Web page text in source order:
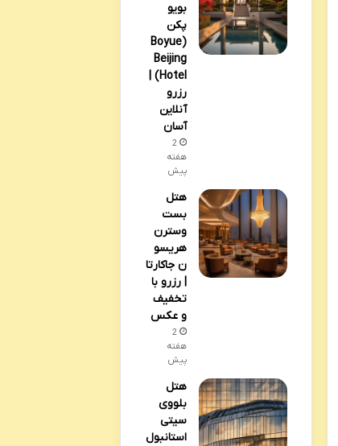
بویو
پکن
(Boyue
Beijing
Hotel) |
رزرو
آنلاین
آسان
2
هفته
پیش
هتل
بست
وسترن
هریسو
ن جاکارتا
| رزرو با
تخفیف
و عکس
2
هفته
پیش
هتل
بلووی
سیتی
استانبول